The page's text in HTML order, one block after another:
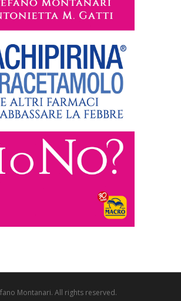
Montanari. All rights reserved.